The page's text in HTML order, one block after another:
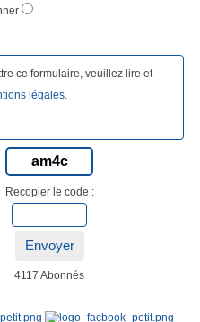
ce formulaire, veuillez lire et
légales
am4c
Recopier le code :
Envoyer
4117 Abonnés